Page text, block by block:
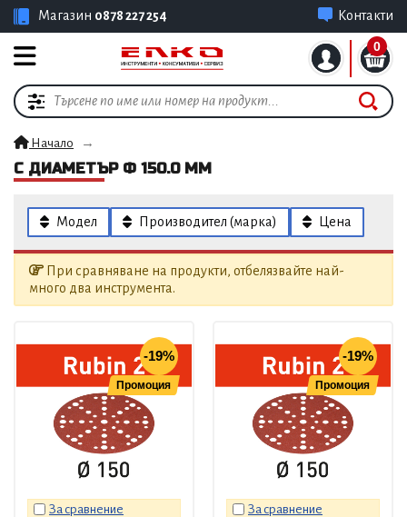
Магазин 0878 227 254 Контакти
0
Начало
С ДИАМЕТЪР Ф 150.0 ММ
Модел Производител (марка) Цена
При сравняване на продукти, отбелязвайте най-
много два инструмента.
-19%
Промоция
За сравнение
-19%
Промоция
За сравнение